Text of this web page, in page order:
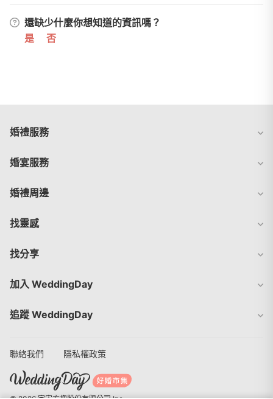
還缺少什麼你想知道的資訊嗎？
是
否
婚禮服務
婚宴服務
婚禮周邊
找靈感
找分享
加入 WeddingDay
追蹤 WeddingDay
聯絡我們 隱私權政策